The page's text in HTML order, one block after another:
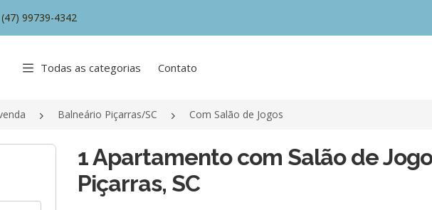
(47) 99739-4342
Todas as categorias Contato
Balneário Piçarras/SC Com Salão de Jogos
1 Apartamento com Salão de
Piçarras, SC